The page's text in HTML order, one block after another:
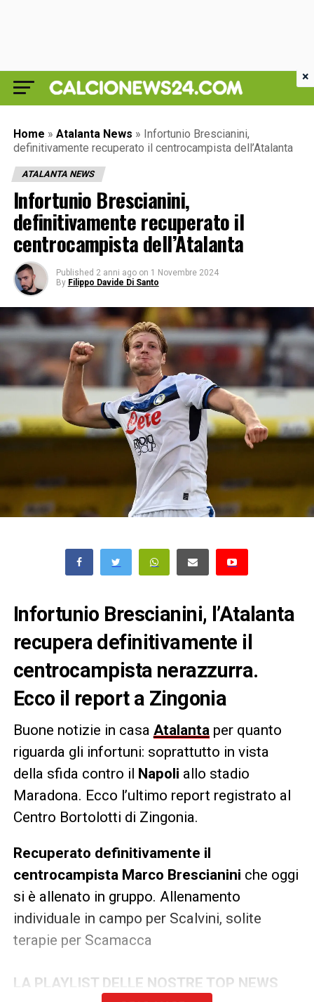
Home » Atalanta News » Infortunio Brescianini,
definitivamente recuperato il centrocampista dell’Atalanta
ATALANTA NEWS
Infortunio Brescianini,
definitivamente recuperato il
centrocampista dell’Atalanta
Published 2 anni ago on 1 Novembre 2024
By Filippo Davide Di Santo
Infortunio Brescianini, l’Atalanta
recupera definitivamente il
centrocampista nerazzurra.
Ecco il report a Zingonia
Buone notizie in casa Atalantaper quanto
riguarda gli infortuni: soprattutto in vista
della sfida contro il
Napoli allo stadio
Maradona. Ecco l’ultimo report registrato al
Centro Bortolotti di Zingonia.
Recuperato definitivamente il
centrocampista Marco Brescianini che oggi
si è allenato in gruppo. Allenamento
individuale in campo per Scalvini, solite
terapie per Scamacca
LA PLAYLIST DELLE NOSTRE TOP NEWS
×